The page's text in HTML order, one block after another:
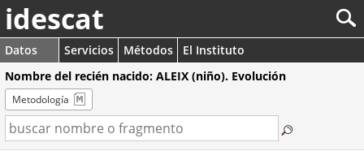
idescat
Datos Servicios Métodos
El Instituto
Nombre del recién nacido: ALEIX (niño). Evolución
Metodología